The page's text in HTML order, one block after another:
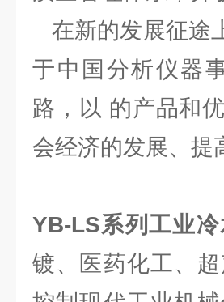
在新的发展征途
于中国分析仪器
路，以 的产品和
会经济的发展、
YB-LS系列工业
镀、医药化工、